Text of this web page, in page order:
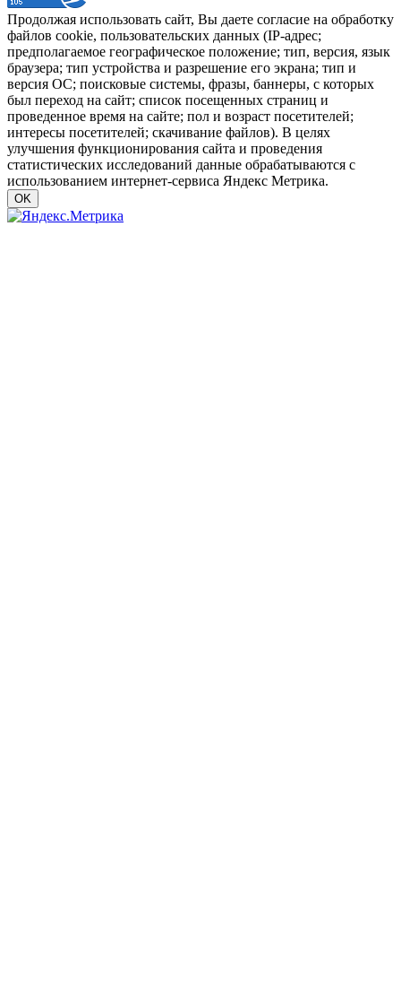
Продолжая использовать сайт, Вы даете согласие на обработку
файлов cookie, пользовательских данных (IP-адрес;
предполагаемое географическое положение; тип, версия, язык
браузера; тип устройства и разрешение его экрана; тип и
версия ОС; поисковые системы, фразы, баннеры, с которых
был переход на сайт; список посещенных страниц и
проведенное время на сайте; пол и возраст посетителей;
интересы посетителей; скачивание файлов). В целях
улучшения функционирования сайта и проведения
статистических исследований данные обрабатываются с
использованием интернет-сервиса Яндекс Метрика.
OK